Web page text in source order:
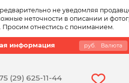
не уведомляя
неточности в описании и
Просим отнестись с пониманием.
информация руб. Валюта
(29) 625-11-44